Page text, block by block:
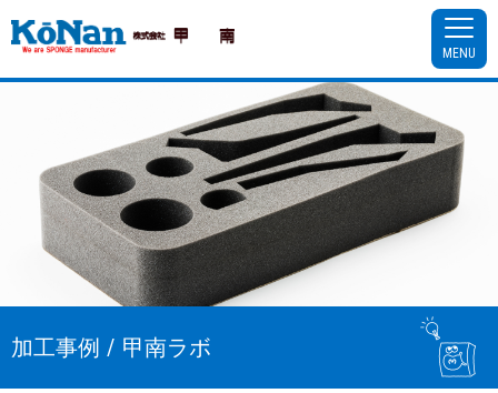
MENU
加工事例 / 甲南ラボ